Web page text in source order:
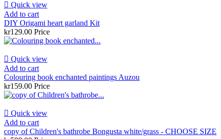
 Quick view
Add to cart
DIY Origami heart garland Kit
kr129.00 Price
 Quick view
Add to cart
Colouring book enchanted paintings Auzou
kr159.00 Price
 Quick view
Add to cart
copy of Children's bathrobe Bongusta white/grass - CHOOSE SIZE